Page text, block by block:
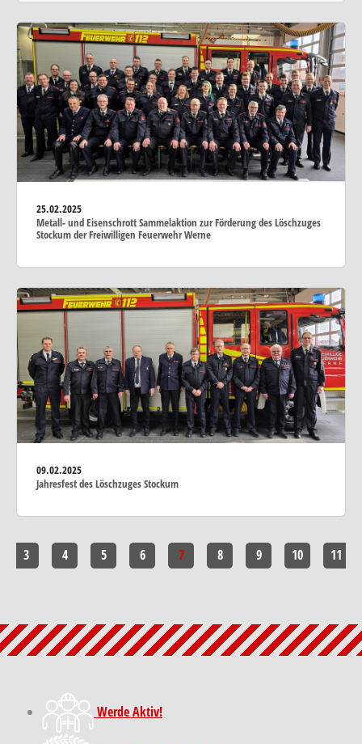
25.02.2025
Metall- und Eisenschrott Sammelaktion zur Förderung des Löschzuges
Stockum der Freiwilligen Feuerwehr Werne
09.02.2025
Jahresfest des Löschzuges Stockum
3 4 5 6 7 8 9 10 11
Werde Aktiv!